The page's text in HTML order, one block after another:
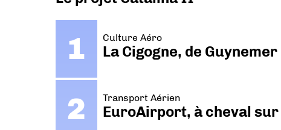
Culture Aéro
La Cigogne, de
Transport Aérien
EuroAirport, à cheval